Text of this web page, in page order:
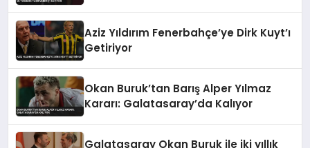
Aziz Yıldırım Fenerbahçe’ye Dirk Kuyt’ı
Getiriyor
Okan Buruk’tan Barış Alper Yılmaz
Kararı: Galatasaray’da Kalıyor
Galatasaray Okan Buruk ile iki yıllık